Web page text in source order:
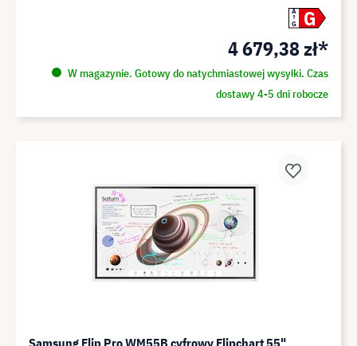
A
G
G
4 679,38 zł*
W magazynie. Gotowy do natychmiastowej wysyłki. Czas
dostawy 4-5 dni robocze
Samsung Flip Pro WM55B cyfrowy Flipchart 55"